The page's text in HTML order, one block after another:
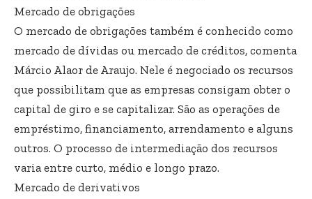
Mercado de obrigações
O mercado de obrigações também é conhecido como
mercado de dívidas ou mercado de créditos, comenta
Márcio Alaor de Araujo. Nele é negociado os recursos
que possibilitam que as empresas consigam obter o
capital de giro e se capitalizar. São as operações de
empréstimo, financiamento, arrendamento e alguns
outros. O processo de intermediação dos recursos
varia entre curto, médio e longo prazo.
Mercado de derivativos